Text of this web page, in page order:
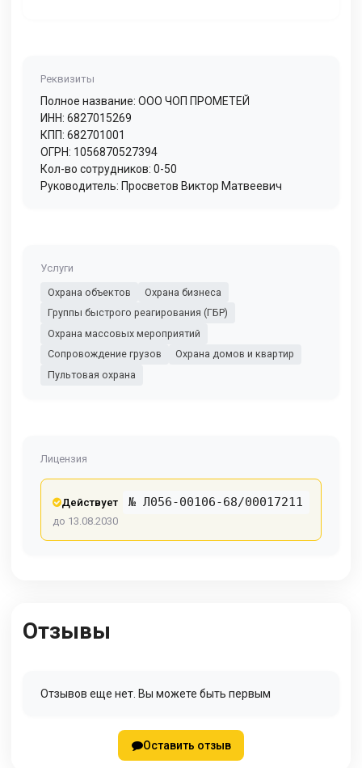
Реквизиты
Полное название: ООО ЧОП ПРОМЕТЕЙ
ИНН: 6827015269
КПП: 682701001
ОГРН: 1056870527394
Кол-во сотрудников: 0-50
Руководитель: Просветов Виктор Матвеевич
Услуги
Охрана объектов
Охрана бизнеса
Группы быстрого реагирования (ГБР)
Охрана массовых мероприятий
Сопровождение грузов
Охрана домов и квартир
Пультовая охрана
Лицензия
Действует № Л056-00106-68/00017211
до 13.08.2030
Отзывы
Отзывов еще нет. Вы можете быть первым
Оставить отзыв